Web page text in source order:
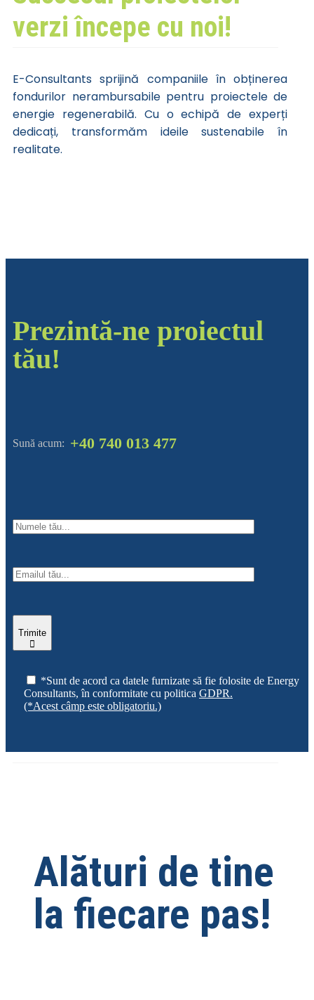
verzi începe cu noi!
E-Consultants sprijină companiile în obținerea
fondurilor nerambursabile pentru proiectele de
energie regenerabilă. Cu o echipă de experți
dedicați, transformăm ideile sustenabile în
realitate.
Prezintă-ne proiectul
tău!
Sună acum: +40 740 013 477
Trimite
*Sunt de acord ca datele furnizate să fie folosite de Energy
Consultants, în conformitate cu politica GDPR.
(*Acest câmp este obligatoriu.)
Alături de tine
la fiecare pas!